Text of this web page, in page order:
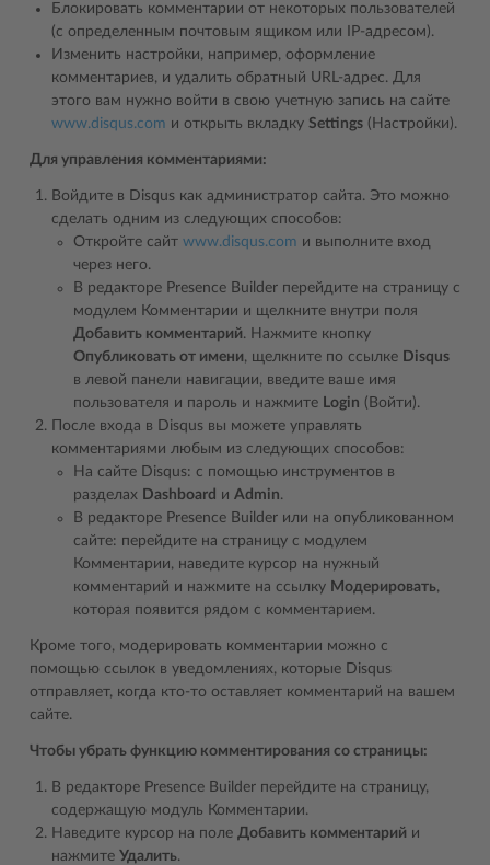
Блокировать комментарии от некоторых пользователей
(с определенным почтовым ящиком или IP-адресом).
Изменить настройки, например, оформление
комментариев, и удалить обратный URL-адрес. Для
этого вам нужно войти в свою учетную запись на сайте
www.disqus.com и открыть вкладку Settings (Настройки).
Для управления комментариями:
Войдите в Disqus как администратор сайта. Это можно
сделать одним из следующих способов:
Откройте сайт www.disqus.com и выполните вход
через него.
В редакторе Presence Builder перейдите на страницу с
модулем Комментарии и щелкните внутри поля
Добавить комментарий. Нажмите кнопку
Опубликовать от имени, щелкните по ссылке Disqus
в левой панели навигации, введите ваше имя
пользователя и пароль и нажмите Login (Войти).
После входа в Disqus вы можете управлять
комментариями любым из следующих способов:
На сайте Disqus: с помощью инструментов в
разделах Dashboard и Admin.
В редакторе Presence Builder или на опубликованном
сайте: перейдите на страницу с модулем
Комментарии, наведите курсор на нужный
комментарий и нажмите на ссылку Модерировать,
которая появится рядом с комментарием.
Кроме того, модерировать комментарии можно с
помощью ссылок в уведомлениях, которые Disqus
отправляет, когда кто-то оставляет комментарий на вашем
сайте.
Чтобы убрать функцию комментирования со страницы:
В редакторе Presence Builder перейдите на страницу,
содержащую модуль Комментарии.
Наведите курсор на поле Добавить комментарий и
нажмите Удалить.